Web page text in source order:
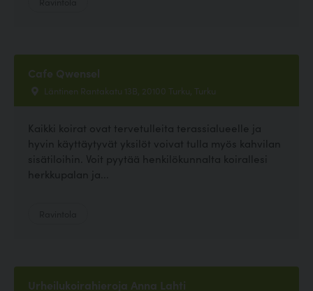
Cafe Qwensel
Läntinen Rantakatu 13B, 20100 Turku, Turku
Kaikki koirat ovat tervetulleita terassialueelle ja
hyvin käyttäytyvät yksilöt voivat tulla myös kahvilan
sisätiloihin. Voit pyytää henkilökunnalta koirallesi
herkkupalan ja...
Urheilukoirahieroja Anna Lahti